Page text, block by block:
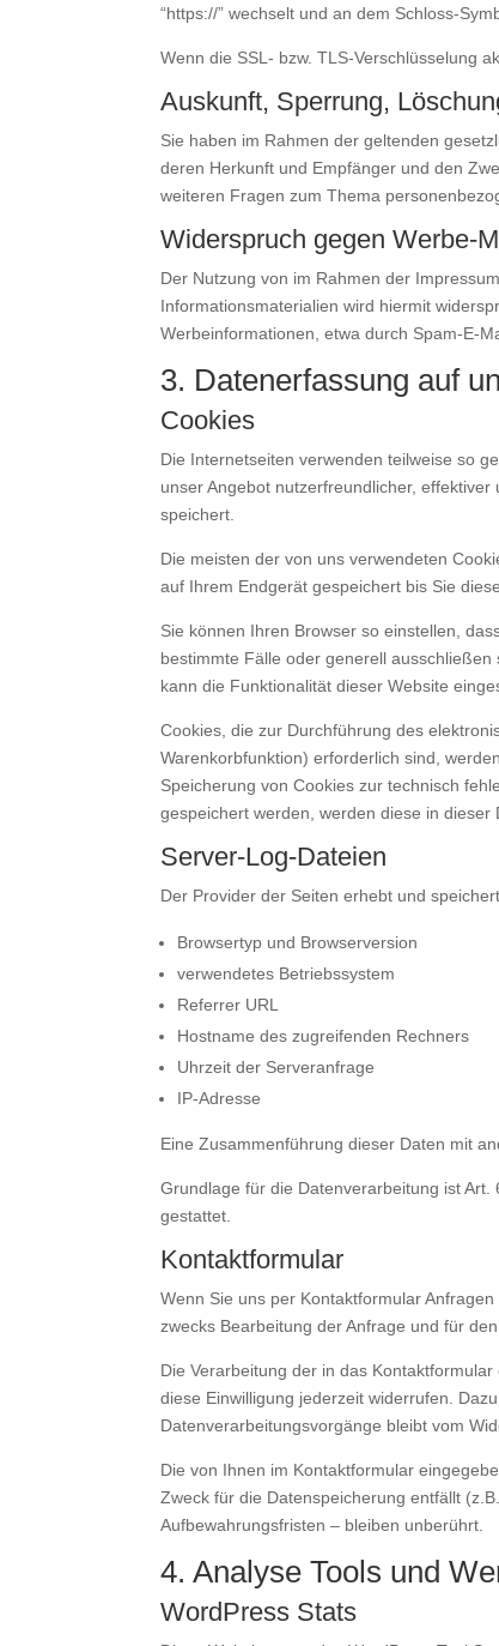
“https://” wechselt und an dem Schloss-
Wenn die SSL- bzw. TLS-Verschlüsselung
Auskunft, Sperrung,
Sie haben im Rahmen der geltenden
deren Herkunft und Empfänger und den
weiteren Fragen zum Thema
Widerspruch gegen Werbe-
Der Nutzung von im Rahmen der
Informationsmaterialien wird hiermit
Werbeinformationen, etwa durch Spam-E-
3. Datenerfassung auf
Cookies
Die Internetseiten verwenden teilweise so
unser Angebot nutzerfreundlicher,
speichert.
Die meisten der von uns verwendeten
auf Ihrem Endgerät gespeichert bis Sie
Sie können Ihren Browser so einstellen,
bestimmte Fälle oder generell
kann die Funktionalität dieser Website
Cookies, die zur Durchführung des
Warenkorbfunktion) erforderlich sind,
Speicherung von Cookies zur technisch
gespeichert werden, werden diese in
Server-Log-Dateien
Der Provider der Seiten erhebt und
Browsertyp und Browserversion
verwendetes Betriebssystem
Referrer URL
Hostname des zugreifenden Rechners
Uhrzeit der Serveranfrage
IP-Adresse
Eine Zusammenführung dieser Daten mit
Grundlage für die Datenverarbeitung ist
gestattet.
Kontaktformular
Wenn Sie uns per Kontaktformular
zwecks Bearbeitung der Anfrage und für
Die Verarbeitung der in das
diese Einwilligung jederzeit widerrufen.
Datenverarbeitungsvorgänge bleibt vom
Die von Ihnen im Kontaktformular
Zweck für die Datenspeicherung entfällt
Aufbewahrungsfristen – bleiben unberührt.
4. Analyse Tools und
WordPress Stats